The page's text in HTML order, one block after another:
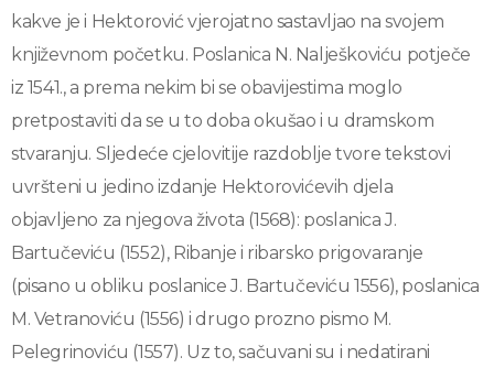
kakve je i Hektorović vjerojatno sastavljao na svojem
književnom početku. Poslanica N. Nalješkoviću potječe
iz 1541., a prema nekim bi se obavijestima moglo
pretpostaviti da se u to doba okušao i u dramskom
stvaranju. Sljedeće cjelovitije razdoblje tvore tekstovi
uvršteni u jedino izdanje Hektorovićevih djela
objavljeno za njegova života (1568): poslanica J.
Bartučeviću (1552), Ribanje i ribarsko prigovaranje
(pisano u obliku poslanice J. Bartučeviću 1556), poslanica
M. Vetranoviću (1556) i drugo prozno pismo M.
Pelegrinoviću (1557). Uz to, sačuvani su i nedatirani